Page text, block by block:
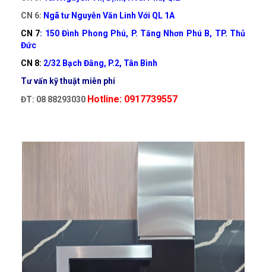
CN 6: Ngã tư Nguyễn Văn Linh Với QL 1A
CN 7: 150 Đình Phong Phú, P. Tăng Nhơn Phú B, TP. Thủ
Đức
CN 8: 2/32 Bạch Đằng, P.2, Tân Bình
Tư vấn kỹ thuật miễn phí
ĐT: 08 88293030 Hotline: 0917739557